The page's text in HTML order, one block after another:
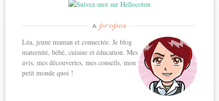
A propos
Léa, jeune maman et connectée. Je blog
maternité, bébé, cuisine et éducation. Mes
avis, mes découvertes, mes conseils, mon
petit monde quoi !